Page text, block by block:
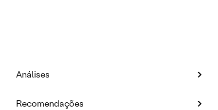
Análises
Recomendações